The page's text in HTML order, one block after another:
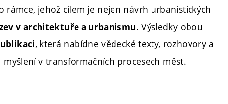
rámce, jehož cílem je nejen návrh urbanistických
v architektuře a urbanismu. Výsledky obou
, která nabídne vědecké texty, rozhovory a
v transformačních procesech měst.